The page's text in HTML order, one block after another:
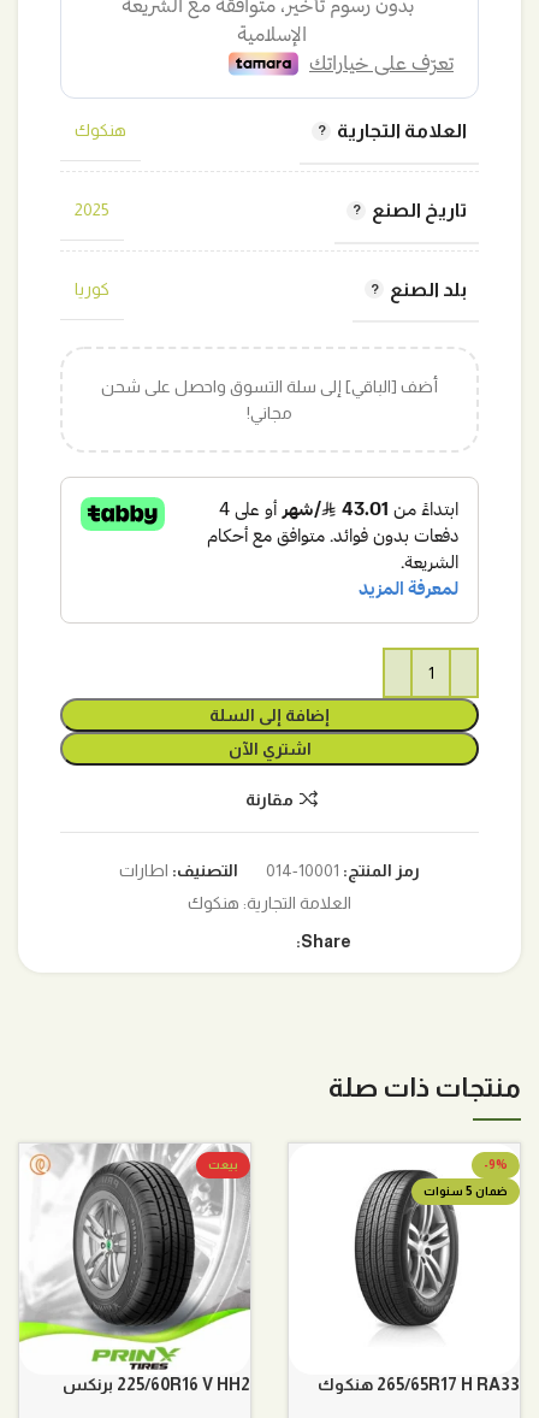
العلامة التجارية هنكوك
تاريخ الصنع 2025
بلد الصنع كوريا
أضف [الباقي] إلى سلة التسوق واحصل على شحن
مجاني!
إضافة إلى السلة
اشتري الآن
مقارنة
رمز المنتج: 10001-014 التصنيف: اطارات
العلامة التجارية: هنكوك
Share:
منتجات ذات صلة
-9%
ضمان 5 سنوات
265/65R17 H RA33 هنكوك
بيعت
225/60R16 V HH2 برنكس